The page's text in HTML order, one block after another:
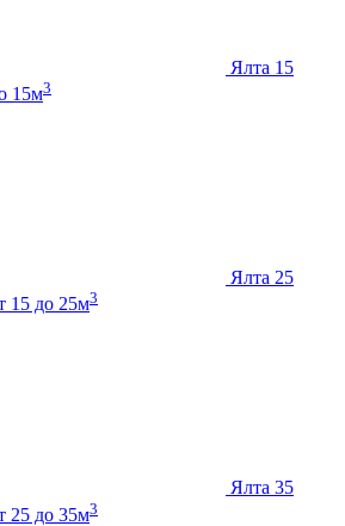
Ялта 15
15м3
Ялта 25
15 до 25м3
Ялта 35
25 до 35м3